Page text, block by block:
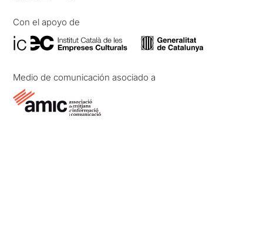
Con el apoyo de
Medio de comunicación asociado a